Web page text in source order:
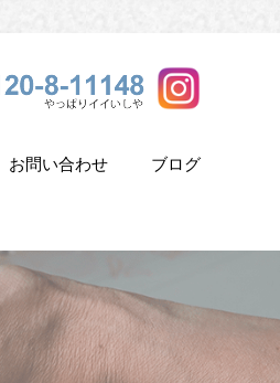
お問い合わせ ブログ